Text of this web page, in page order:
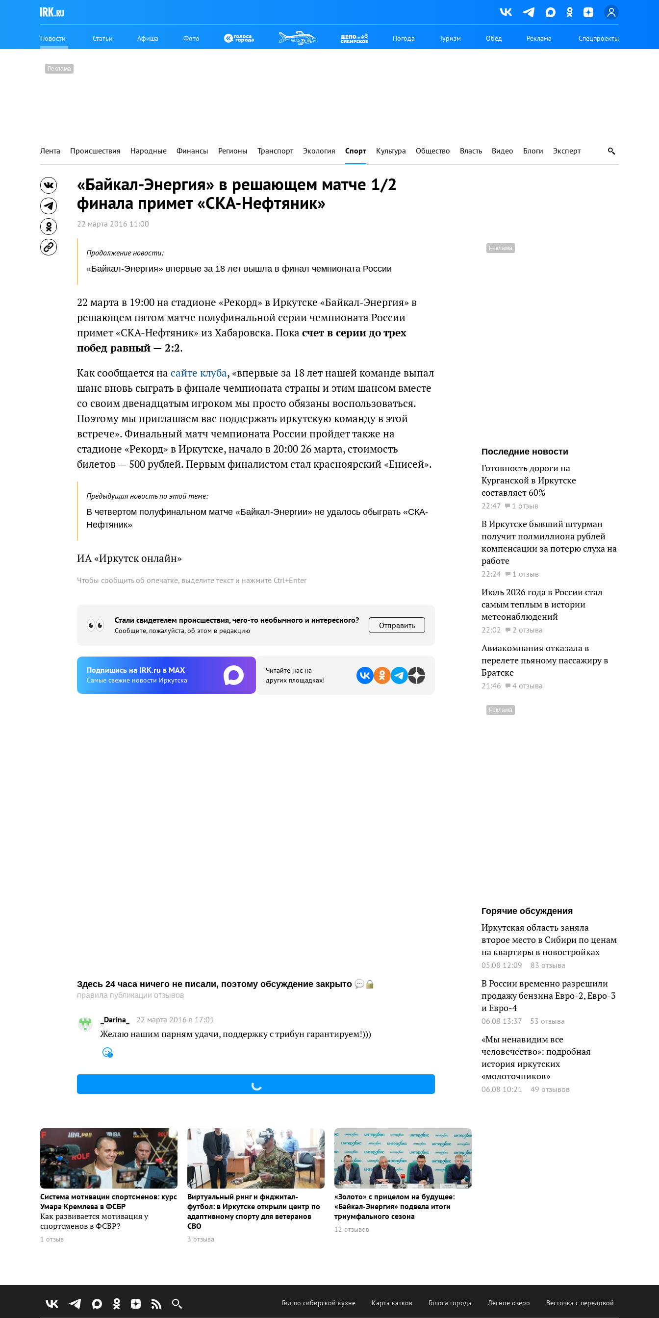
Новости Статьи Афиша Фото Погода Туризм Обед Реклама Спецпроекты
Лента Происшествия Народные Финансы Регионы Транспорт Экология Спорт Культура Общество Власть Видео Блоги Эксперт
«Байкал-Энергия» в решающем матче 1/2
финала примет «СКА-Нефтяник»
22 марта 2016 11:00
Продолжение новости:
«Байкал-Энергия» впервые за 18 лет вышла в финал чемпионата России
22 марта в 19:00 на стадионе «Рекорд» в Иркутске «Байкал-Энергия» в
решающем пятом матче полуфинальной серии чемпионата России
примет «СКА-Нефтяник» из Хабаровска. Пока счет в серии до трех
побед равный — 2:2.
Как сообщается на сайте клуба, «впервые за 18 лет нашей команде выпал
шанс вновь сыграть в финале чемпионата страны и этим шансом вместе
со своим двенадцатым игроком мы просто обязаны воспользоваться.
Поэтому мы приглашаем вас поддержать иркутскую команду в этой
встрече». Финальный матч чемпионата России пройдет также на
стадионе «Рекорд» в Иркутске, начало в 20:00 26 марта, стоимость
билетов — 500 рублей. Первым финалистом стал красноярский «Енисей».
Предыдущая новость по этой теме:
В четвертом полуфинальном матче «Байкал-Энергии» не удалось обыграть «СКА-
Нефтяник»
ИА «Иркутск онлайн»
Чтобы сообщить об опечатке, выделите текст и нажмите Ctrl+Enter
Стали свидетелем происшествия, чего-то необычного и интересного?
Сообщите, пожалуйста, об этом в редакцию
Отправить
Подпишиcь на IRK.ru в MAX
Cамые свежие новости Иркутска
Читайте нас на
других площадках!
Здесь 24 часа ничего не писали, поэтому обсуждение закрыто
правила публикации отзывов
_Darina_ 22 марта 2016 в 17:01
Желаю нашим парням удачи, поддержку с трибун гарантируем!)))
Последние новости
Готовность дороги на
Курганской в Иркутске
составляет 60%
22:47 1 отзыв
В Иркутске бывший штурман
получит полмиллиона рублей
компенсации за потерю слуха на
работе
22:24 1 отзыв
Июль 2026 года в России стал
самым теплым в истории
метеонаблюдений
22:02 2 отзыва
Авиакомпания отказала в
перелете пьяному пассажиру в
Братске
21:46 4 отзыва
Горячие обсуждения
Иркутская область заняла
второе место в Сибири по ценам
на квартиры в новостройках
05.08 12:09 83 отзыва
В России временно разрешили
продажу бензина Евро-2, Евро-3
и Евро-4
06.08 13:37 53 отзыва
«Мы ненавидим все
человечество»: подробная
история иркутских
«молоточников»
06.08 10:21 49 отзывов
Система мотивации спортсменов: курс
Умара Кремлева в ФСБР
Как развивается мотивация у
спортсменов в ФСБР?
1 отзыв
Виртуальный ринг и фиджитал-
футбол: в Иркутске открыли центр по
адаптивному спорту для ветеранов
СВО
3 отзыва
«Золото» с прицелом на будущее:
«Байкал-Энергия» подвела итоги
триумфального сезона
12 отзывов
Гид по сибирской кухне Карта катков Голоса города Лесное озеро Весточка с передовой